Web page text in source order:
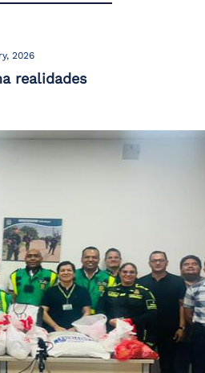
2026
realidades